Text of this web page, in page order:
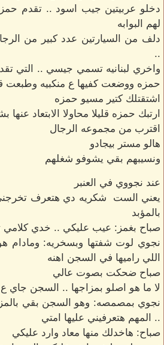
دخلو عربيتين جيب اسود .. تقدم
لهم البوابه
دلف من السيارتين عدد كبير من
..
واخري لبنانيه تسمي جيسي .. التي
حمزه ووضعت كفيها ع منكبيه وطبعت
اشتقتلك كتير مسيو حمزه
ارتبك حمزه قليلا محاولا الابتعاد
اقترب من مجموعه الرجال
هالو مستر بيجادو
ونسيبهم بقي يشوفو شغلهم
عند نجووي في العنبر
يعني الست شكريه دي هتعرف
بالمؤبد
صباح بغمز: عيب عليكي .. خدي كلامي
نجوي لوت شفتها وبسخريه: ومادام
اللي راميها في السجن اهنه
صباح ضحكت بصوت عالي
لا ما هو اصلو بمزاجها .. السجن جاي ع
نجوي بمصمصه: وهو السجن بقي
.. المهم هتعرفيني عليها امتي
صباح: هاخدلك منها معاد وارد عليكي